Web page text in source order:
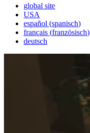
global site
USA
español (spanisch)
français (französisch)
deutsch